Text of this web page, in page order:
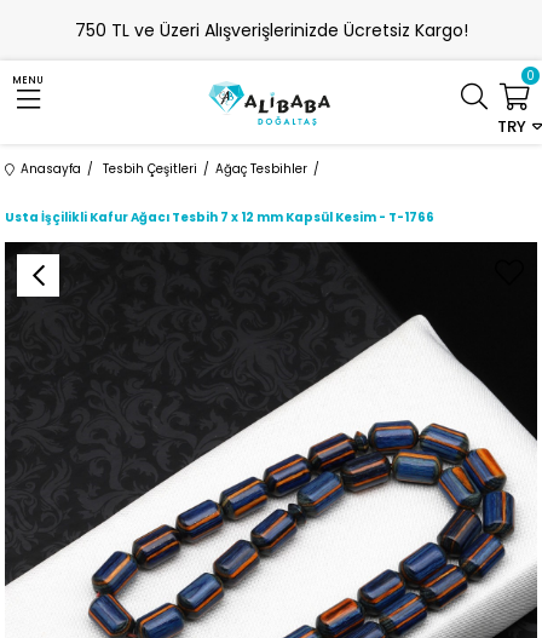
750 TL ve Üzeri Alışverişlerinizde Ücretsiz Kargo!
MENU
TRY
0
Anasayfa Tesbih Çeşitleri Ağaç Tesbihler
Usta İşçilikli Kafur Ağacı Tesbih 7 x 12 mm Kapsül Kesim - T-1766